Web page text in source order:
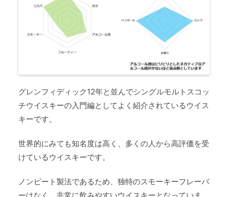
グレンフィディック12年と並んでシングルモルトスコッ
チウイスキーの入門編としてよく紹介されているウイス
キーです。
世界的にみても知名度は高く、多くの人から高評価を受
けているウイスキーです。
ノンピート製法であるため、独特のスモーキーフレーバ